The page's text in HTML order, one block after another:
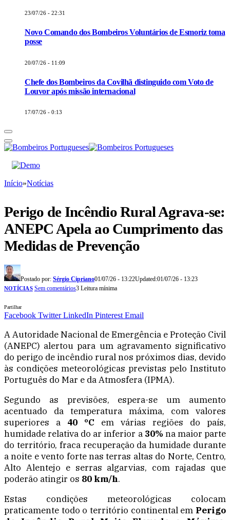
23/07/26 - 22:31
Novo Comando dos Bombeiros Voluntários de Esmoriz toma
posse
20/07/26 - 11:09
Chefe dos Bombeiros da Covilhã distinguido com Voto de
Louvor após missão internacional
17/07/26 - 0:13
Início»Notícias
Perigo de Incêndio Rural Agrava-se:
ANEPC Apela ao Cumprimento das
Medidas de Prevenção
Postado por: Sérgio Cipriano01/07/26 - 13:22Updated:01/07/26 - 13:23
NOTÍCIAS Sem comentários3 Leitura mínima
Partilhar
Facebook Twitter LinkedIn Pinterest Email
A Autoridade Nacional de Emergência e Proteção Civil
(ANEPC) alertou para um agravamento significativo
do perigo de incêndio rural nos próximos dias, devido
às condições meteorológicas previstas pelo Instituto
Português do Mar e da Atmosfera (IPMA).
Segundo as previsões, espera-se um aumento
acentuado da temperatura máxima, com valores
superiores a 40 ºC em várias regiões do país,
humidade relativa do ar inferior a 30% na maior parte
do território, fraca recuperação da humidade durante
a noite e vento forte nas terras altas do Norte, Centro,
Alto Alentejo e serras algarvias, com rajadas que
poderão atingir os 80 km/h.
Estas condições meteorológicas colocam
praticamente todo o território continental em Perigo